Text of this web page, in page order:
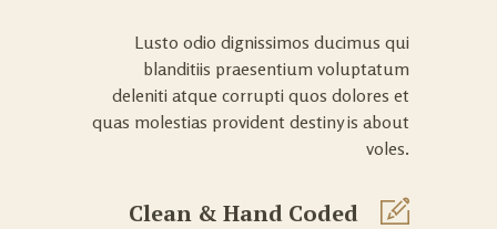
Lusto odio dignissimos ducimus qui
blanditiis praesentium voluptatum
deleniti atque corrupti quos dolores et
quas molestias provident destiny is about
voles.
Clean & Hand Coded